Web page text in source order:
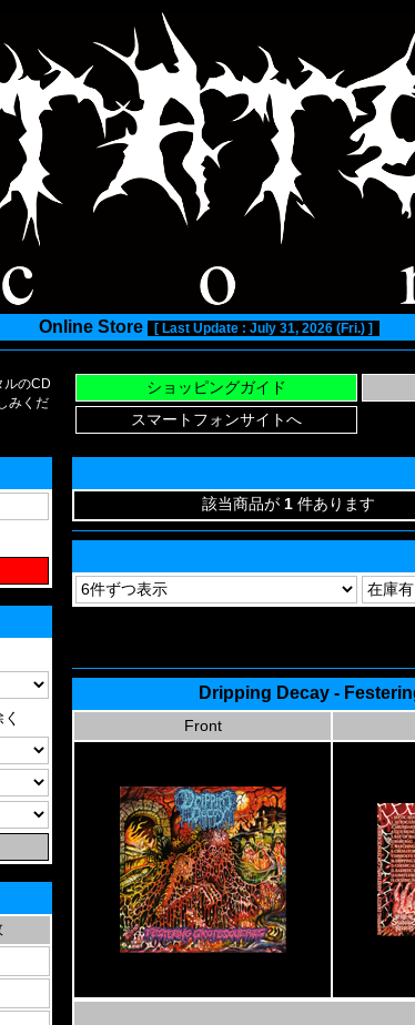
Online Store [ Last Update : July 31, 2026 (Fri.) ]
ルのCD
みくだ
該当商品が 1 件あります
Dripping Decay -
Front